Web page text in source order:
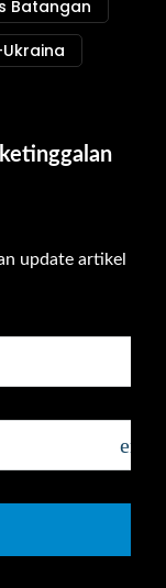
Batangan
update artikel